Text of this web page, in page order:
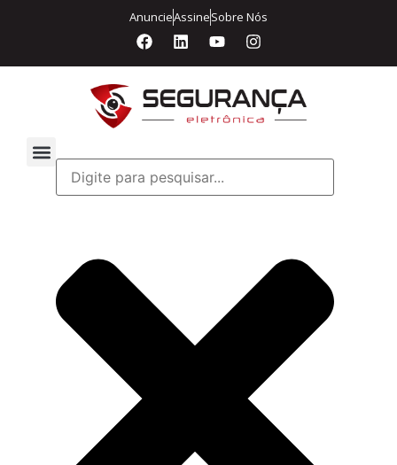
AnuncieAssineSobre Nós